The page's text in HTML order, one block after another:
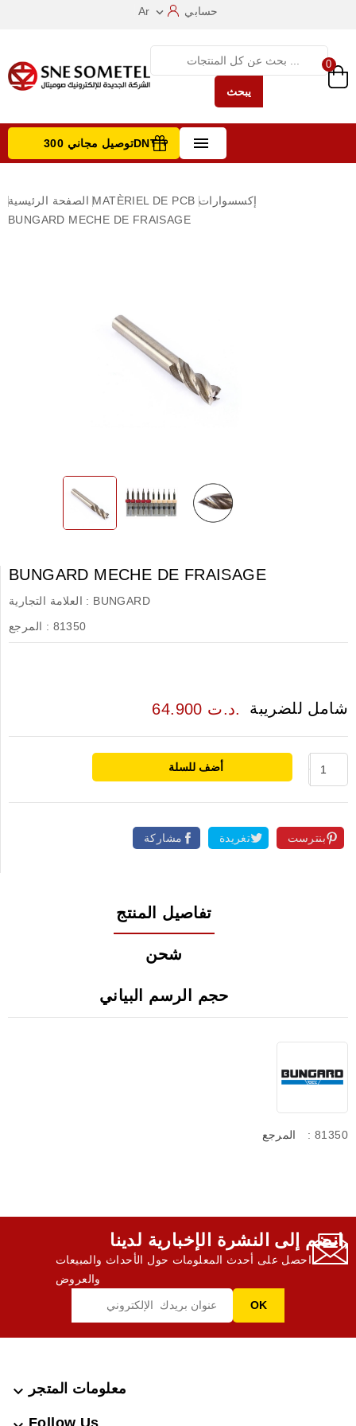
Ar  حسابي
يبحث
0
 توصيل مجاني 300DNT +
الصفحة الرئيسية MATÈRIEL DE PCB إكسسوارات
BUNGARD MECHE DE FRAISAGE
BUNGARD MECHE DE FRAISAGE
العلامة التجارية : BUNGARD
المرجع : 81350
64.900 د.ت. شامل للضريبة
أضف للسلة
مشاركة تغريدة بنترست
تفاصيل المنتج
شحن
حجم الرسم البياني
المرجع : 81350
انضم إلى النشرة الإخبارية لدينا,
احصل على أحدث المعلومات حول الأحداث والمبيعات
والعروض
معلومات المتجر 
Follow Us